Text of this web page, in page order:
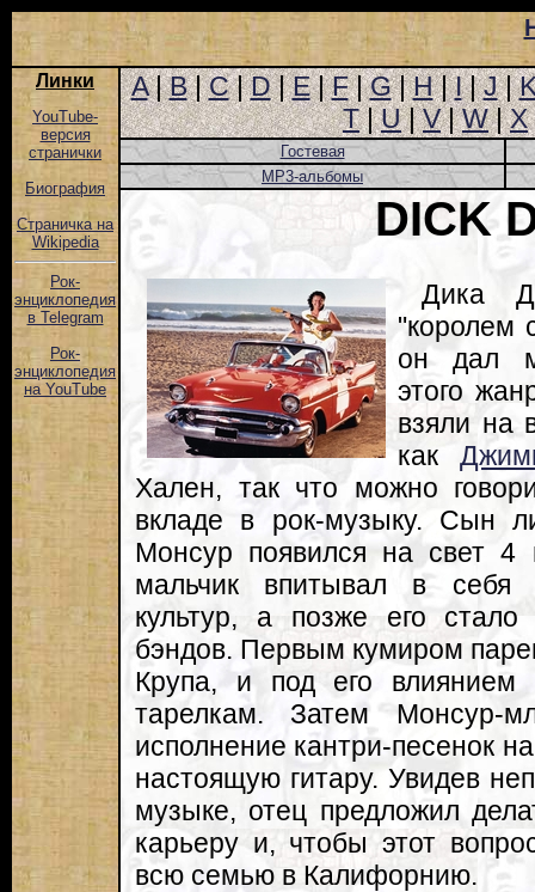
Линки
YouTube-
версия
странички
Биография
Страничка на
Wikipedia
Рок-
энциклопедия
в Telegram
Рок-
энциклопедия
на YouTube
A|B|C|D|E|F|G|H|I|J|
T|U|V|W|X
Гостевая
MP3-альбомы
DICK
Дика
"королем
он дал
этого
взяли на
как
Хален, так что можно
вкладе в рок-музыку. Сын
Монсур появился на свет 4
мальчик впитывал в себя
культур, а позже его стало
бэндов. Первым кумиром
Крупа, и под его влиянием
тарелкам. Затем Монсур-
исполнение кантри-песенок
настоящую гитару. Увидев
музыке, отец предложил
карьеру и, чтобы этот
всю семью в Калифорнию.